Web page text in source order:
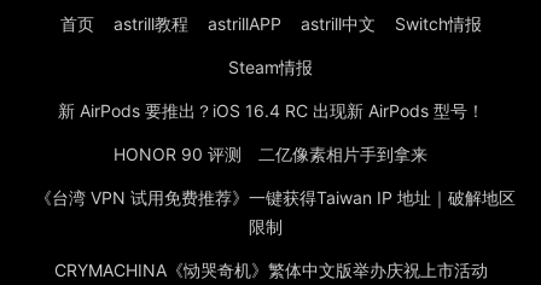
首页 astrill教程 astrillAPP astrill中文 Switch情报
Steam情报
新 AirPods 要推出？iOS 16.4 RC 出现新 AirPods 型号！
HONOR 90 评测 二亿像素相片手到拿来
《台湾 VPN 试用免费推荐》一键获得Taiwan IP 地址｜破解地区
限制
CRYMACHINA《恸哭奇机》繁体中文版举办庆祝上市活动